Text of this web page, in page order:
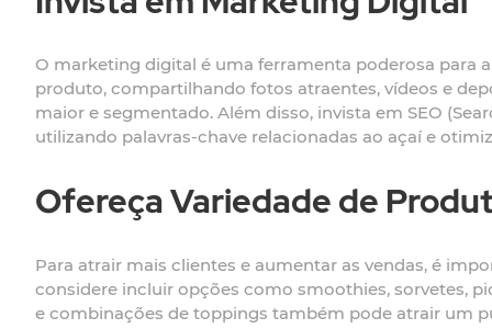
O marketing digital é uma ferramenta poderosa para
produto, compartilhando fotos atraentes, vídeos e
maior e segmentado. Além disso, invista em SEO
utilizando palavras-chave relacionadas ao açaí e
Ofereça Variedade de
Para atrair mais clientes e aumentar as vendas, é
considere incluir opções como smoothies, sorvetes,
e combinações de toppings também pode atrair um